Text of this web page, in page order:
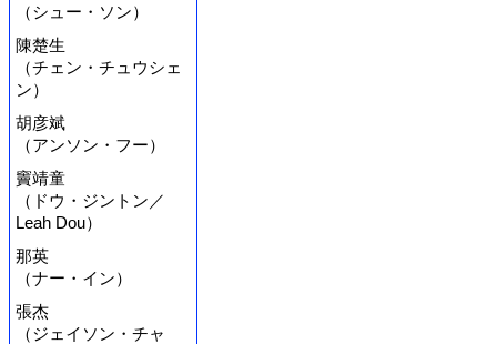
（シュー・ソン）
陳楚生
（チェン・チュウシェ
ン）
胡彦斌
（アンソン・フー）
竇靖童
（ドウ・ジントン／
Leah Dou）
那英
（ナー・イン）
張杰
（ジェイソン・チャ